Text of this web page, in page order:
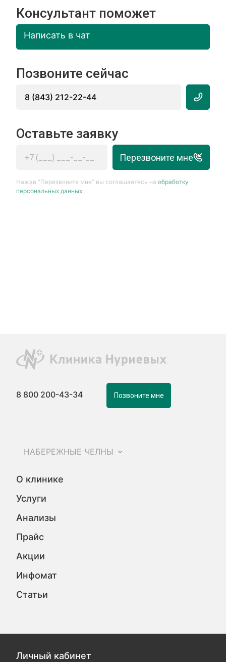
Консультант поможет
Написать в чат
Позвоните сейчас
8 (843) 212-22-44
Оставьте заявку
Перезвоните мне
Нажав “Перезвоните мне” вы соглашаетесь наобработку
персональных данных
8 800 200-43-34 Позвоните мне
НАБЕРЕЖНЫЕ ЧЕЛНЫ
О клинике
Услуги
Анализы
Прайс
Акции
Инфомат
Статьи
Личный кабинет